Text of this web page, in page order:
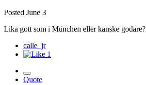
Posted June 3
Lika gott som i München eller kanske godare?
calle_jr
1
Quote